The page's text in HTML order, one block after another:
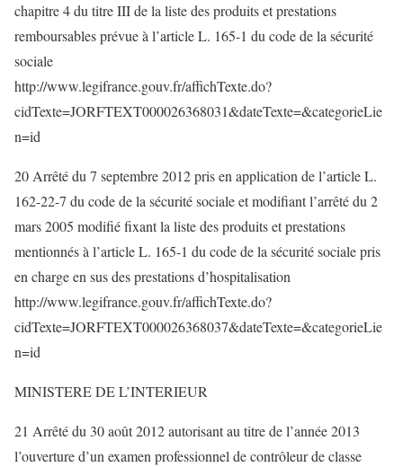
chapitre 4 du titre III de la liste des produits et prestations
remboursables prévue à l’article L. 165-1 du code de la sécurité
sociale
http://www.legifrance.gouv.fr/affichTexte.do?
cidTexte=JORFTEXT000026368031&dateTexte=&categorieLie
n=id
20 Arrêté du 7 septembre 2012 pris en application de l’article L.
162-22-7 du code de la sécurité sociale et modifiant l’arrêté du 2
mars 2005 modifié fixant la liste des produits et prestations
mentionnés à l’article L. 165-1 du code de la sécurité sociale pris
en charge en sus des prestations d’hospitalisation
http://www.legifrance.gouv.fr/affichTexte.do?
cidTexte=JORFTEXT000026368037&dateTexte=&categorieLie
n=id
MINISTERE DE L’INTERIEUR
21 Arrêté du 30 août 2012 autorisant au titre de l’année 2013
l’ouverture d’un examen professionnel de contrôleur de classe